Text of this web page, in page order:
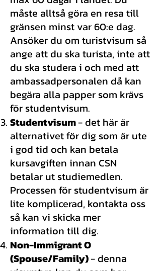
måste alltså göra en resa till
gränsen minst var 60:e dag.
Ansöker du om turistvisum så
ange att du ska turista, inte att
du ska studera i och med att
ambassadpersonalen då kan
begära alla papper som krävs
för studentvisum.
Studentvisum- det här är
alternativet för dig som är ute
i god tid och kan betala
kursavgiften innan CSN
betalar ut studiemedlen.
Processen för studentvisum är
lite komplicerad, kontakta oss
så kan vi skicka mer
information till dig.
Non-Immigrant O
(Spouse/Family)- denna